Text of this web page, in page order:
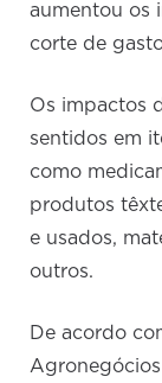
aumentou os
corte de
Os impactos
sentidos em
como
produtos
e usados,
outros.
De acordo